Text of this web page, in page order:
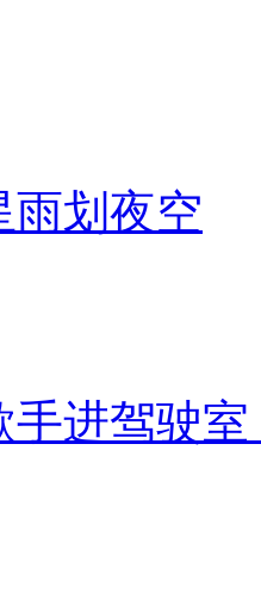
雨划夜空
手进驾驶